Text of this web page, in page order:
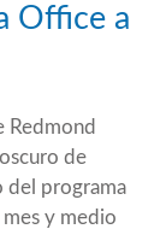
Office a
Redmond
de
del programa
mes y medio